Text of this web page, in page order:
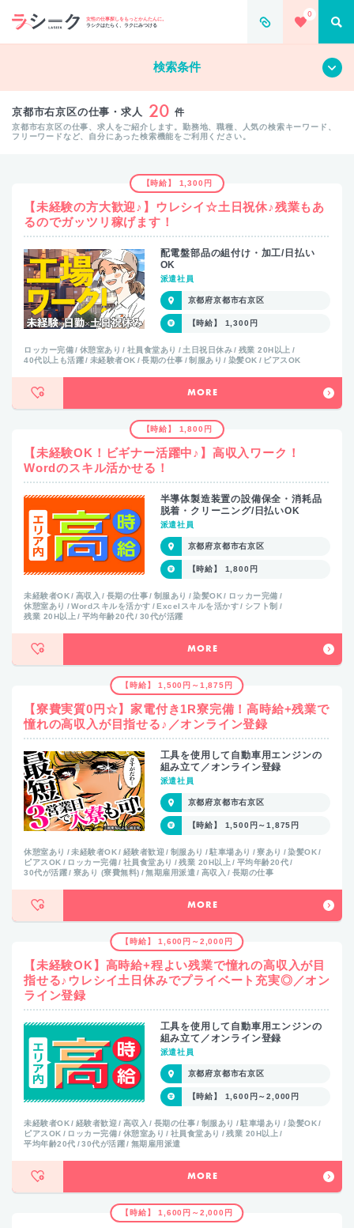
女性の仕事探しをもっとかんたんに。
ラシクはたらく、ラクにみつける
0
すべて クリア
検索条件
京都市右京区の仕事・求人 20 件
京都市右京区の仕事、求人をご紹介します。勤務地、職種、人気の検索キーワード、
フリーワードなど、自分にあった検索機能をご利用ください。
【時給】 1,300円
【未経験の方大歓迎♪】ウレシイ☆土日祝休♪残業もあ
るのでガッツリ稼げます！
配電盤部品の組付け・加工/日払い
OK
派遣社員
京都府京都市右京区
【時給】 1,300円
ロッカー完備 休憩室あり 社員食堂あり 土日祝日休み
残業 20H以上
40代以上も活躍
未経験者OK 長期の仕事 制服あり 染髪OK ピアスOK
MORE
【時給】 1,800円
【未経験OK！ビギナー活躍中♪】高収入ワーク！
Wordのスキル活かせる！
半導体製造装置の設備保全・消耗品
脱着・クリーニング/日払いOK
派遣社員
京都府京都市右京区
【時給】 1,800円
未経験者OK 高収入 長期の仕事 制服あり 染髪OK
ロッカー完備
休憩室あり
Wordスキルを活かす Excelスキルを活かす
シフト制
残業 20H以上
平均年齢20代 30代が活躍
MORE
【時給】 1,500円～1,875円
【寮費実質0円☆】家電付き1R寮完備！高時給+残業で
憧れの高収入が目指せる♪／オンライン登録
工具を使用して自動車用エンジンの
組み立て／オンライン登録
派遣社員
京都府京都市右京区
【時給】 1,500円～1,875円
休憩室あり 未経験者OK 経験者歓迎 制服あり 駐車場あり 寮あり
染髪OK
ピアスOK
ロッカー完備 社員食堂あり 残業 20H以上
平均年齢20代
30代が活躍
寮あり (寮費無料) 無期雇用派遣 高収入 長期の仕事
MORE
【時給】 1,600円～2,000円
【未経験OK】高時給+程よい残業で憧れの高収入が目
指せる♪ウレシイ土日休みでプライベート充実◎／オン
ライン登録
工具を使用して自動車用エンジンの
組み立て／オンライン登録
派遣社員
京都府京都市右京区
【時給】 1,600円～2,000円
未経験者OK 経験者歓迎 高収入 長期の仕事 制服あり 駐車場あり
染髪OK
ピアスOK
ロッカー完備 休憩室あり 社員食堂あり
残業 20H以上
平均年齢20代
30代が活躍 無期雇用派遣
MORE
【時給】 1,600円～2,000円